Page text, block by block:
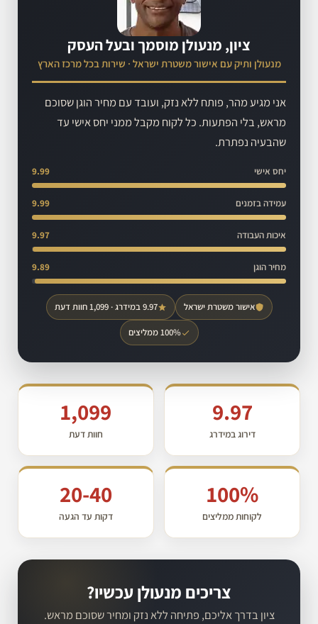
ציון, מנעולן מוסמך ובעל העסק
מנעולן ותיק עם אישור משטרת ישראל · שירות בכל מרכז הארץ
אני מגיע מהר, פותח ללא נזק, ועובד עם מחיר הוגן שסוכם
מראש, בלי הפתעות. כל לקוח מקבל ממני יחס אישי עד
שהבעיה נפתרת.
יחס אישי 9.99
עמידה בזמנים 9.99
איכות העבודה 9.97
מחיר הוגן 9.89
אישור משטרת ישראל 9.97 במידרג · 1,099 חוות דעת
100% ממליצים
9.97
דירוג במידרג
1,099
חוות דעת
100%
לקוחות ממליצים
20-40
דקות עד הגעה
צריכים מנעולן עכשיו?
ציון בדרך אליכם, פתיחה ללא נזק ומחיר שסוכם מראש.